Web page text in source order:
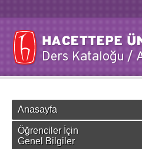
Anasayfa
Öğrenciler İçin
Genel Bilgiler